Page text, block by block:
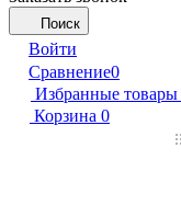
Поиск
Войти
Сравнение0
Избранные товары
Корзина 0